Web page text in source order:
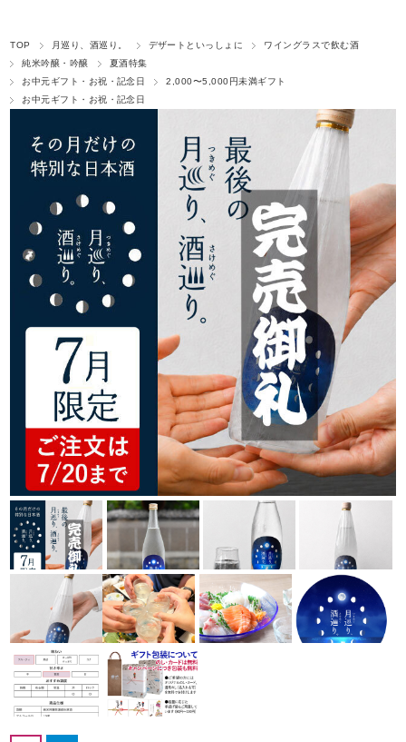
TOP 月巡り、酒巡り。 デザートといっしょに
ワイングラスで飲む酒
純米吟醸・吟醸
夏酒特集
お中元ギフト・お祝・記念日
2,000〜5,000円未満ギフト
お中元ギフト・お祝・記念日